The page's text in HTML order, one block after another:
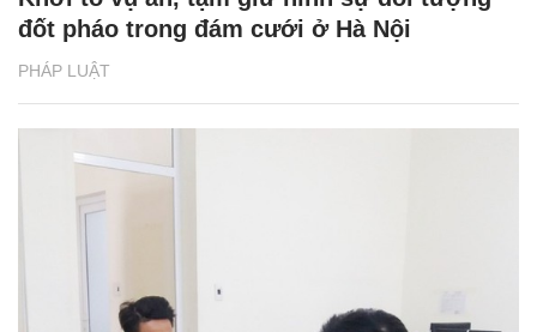
PHÁP LUẬT
đốt pháo trong đám cưới ở Hà Nội